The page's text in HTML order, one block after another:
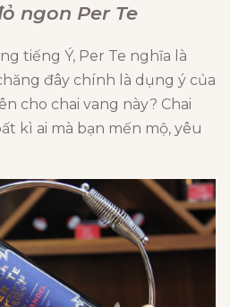
ngon Per Te
tiếng Ý, Per Te nghĩa là
đây chính là dụng ý của
cho chai vang này? Chai
kì ai mà bạn mến mộ, yêu